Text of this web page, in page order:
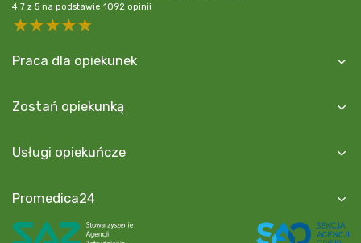
4.7 z 5 na podstawie 1092 opinii
5 stars
4 stars
3 stars
2 stars
Praca dla opiekunek
Zostań opiekunką
Usługi opiekuńcze
Promedica24